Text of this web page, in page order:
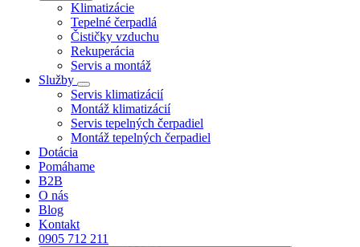
Klimatizácie
Tepelné čerpadlá
Čističky vzduchu
Rekuperácia
Servis a montáž
Služby
Servis klimatizácií
Montáž klimatizácií
Servis tepelných čerpadiel
Montáž tepelných čerpadiel
Dotácia
Pomáhame
B2B
O nás
Blog
Kontakt
0905 712 211